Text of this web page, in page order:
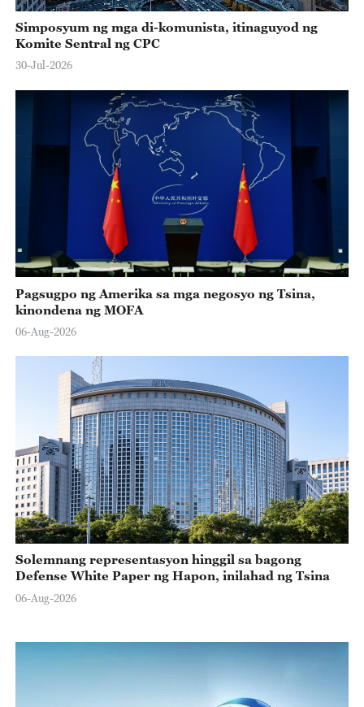
Simposyum ng mga di-komunista, itinaguyod ng
Komite Sentral ng CPC
30-Jul-2026
Pagsugpo ng Amerika sa mga negosyo ng Tsina,
kinondena ng MOFA
06-Aug-2026
Solemnang representasyon hinggil sa bagong
Defense White Paper ng Hapon, inilahad ng Tsina
06-Aug-2026